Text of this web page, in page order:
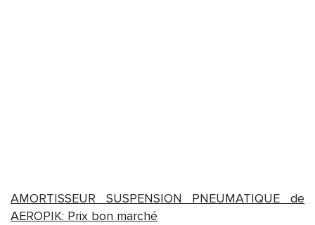
AMORTISSEUR SUSPENSION PNEUMATIQUE de
AEROPIK: Prix bon marché